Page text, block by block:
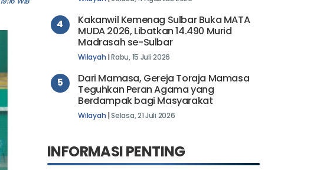
4
Kakanwil Kemenag Sulbar Buka MATA
MUDA 2026, Libatkan 14.490 Murid
Madrasah se-Sulbar
5
Dari Mamasa, Gereja Toraja Mamasa
Teguhkan Peran Agama yang
Berdampak bagi Masyarakat
INFORMASI PENTING